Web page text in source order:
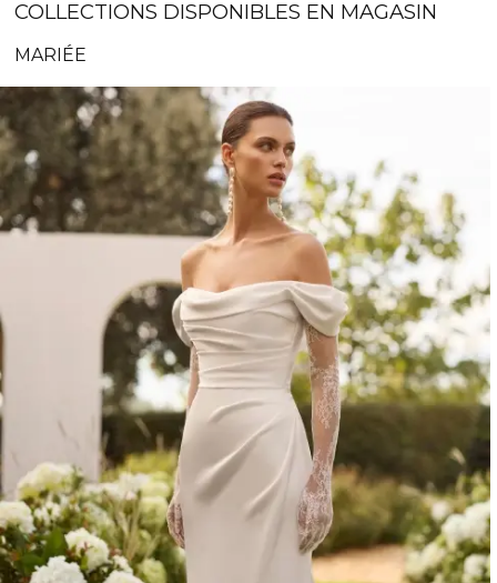
COLLECTIONS DISPONIBLES EN MAGASIN
MARIÉE